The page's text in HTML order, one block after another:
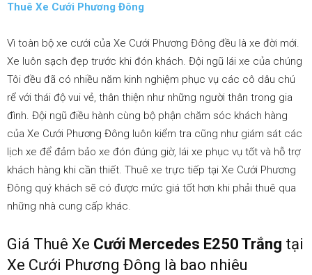
Thuê Xe Cưới Phương Đông
Vì toàn bộ xe cưới của Xe Cưới Phương Đông đều là xe đời mới.
Xe luôn sạch đẹp trước khi đón khách. Đội ngũ lái xe của chúng
Tôi đều đã có nhiều năm kinh nghiệm phục vụ các cô dâu chú
rể với thái độ vui vẻ, thân thiện như những người thân trong gia
đình. Đội ngũ điều hành cùng bộ phận chăm sóc khách hàng
của Xe Cưới Phương Đông luôn kiểm tra cũng như giám sát các
lịch xe để đảm bảo xe đón đúng giờ, lái xe phục vụ tốt và hỗ trợ
khách hàng khi cần thiết. Thuê xe trực tiếp tại Xe Cưới Phương
Đông quý khách sẽ có được mức giá tốt hơn khi phải thuê qua
những nhà cung cấp khác.
Giá Thuê Xe Cưới Mercedes E250 Trắng tại
Xe Cưới Phương Đông là bao nhiêu